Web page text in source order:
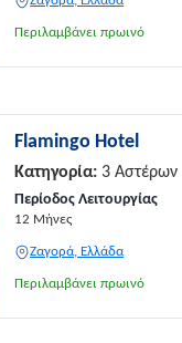
Περιλαμβάνει πρωινό
Flamingo Hotel
Κατηγορία: 3 Αστέρων
Περίοδος Λειτουργίας
12 Μήνες
Ζαγορά, Ελλάδα
Περιλαμβάνει πρωινό